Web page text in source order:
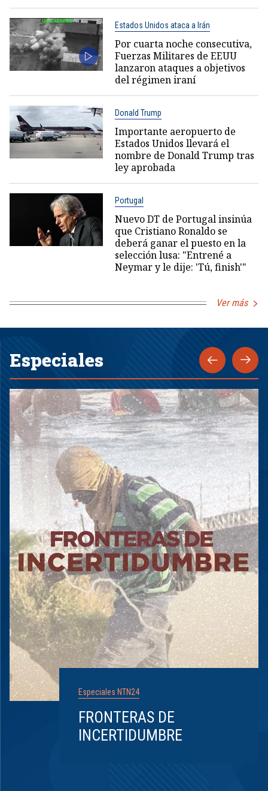
Estados Unidos ataca a Irán
Por cuarta noche consecutiva,
Fuerzas Militares de EEUU
lanzaron ataques a objetivos
del régimen iraní
Donald Trump
Importante aeropuerto de
Estados Unidos llevará el
nombre de Donald Trump tras
ley aprobada
Portugal
Nuevo DT de Portugal insinúa
que Cristiano Ronaldo se
deberá ganar el puesto en la
selección lusa: "Entrené a
Neymar y le dije: 'Tú, finish'"
Ver más
Especiales
Especiales NTN24
FRONTERAS DE
INCERTIDUMBRE